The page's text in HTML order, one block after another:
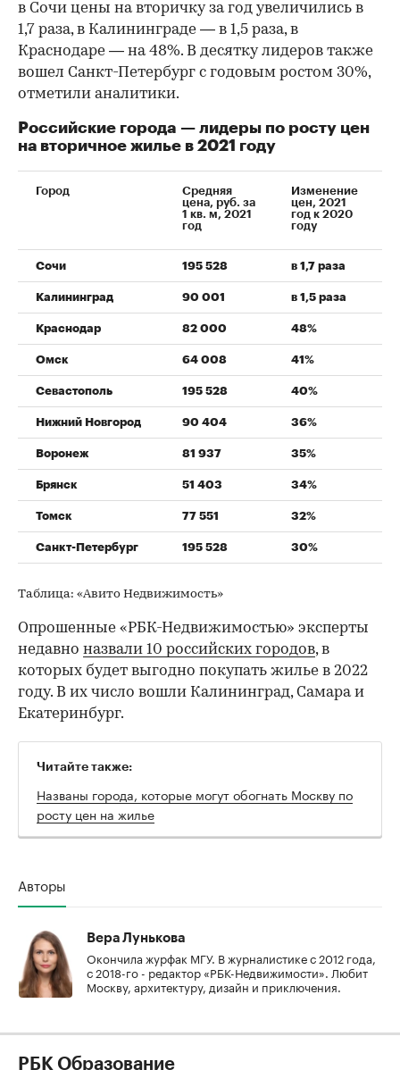
00:00 / 00:00
в Сочи цены на вторичку за год увеличились в
1,7 раза, в Калининграде — в 1,5 раза, в
Краснодаре — на 48%. В десятку лидеров также
вошел Санкт-Петербург с годовым ростом 30%,
отметили аналитики.
Российские города — лидеры по росту цен
на вторичное жилье в 2021 году
Город
Средняя
цена, руб. за
1 кв. м, 2021
год
Изменение
цен, 2021
год к 2020
году
Сочи 195 528 в 1,7 раза
Калининград 90 001 в 1,5 раза
Краснодар 82 000 48%
Омск 64 008 41%
Севастополь 195 528 40%
Нижний Новгород 90 404 36%
Воронеж 81 937 35%
Брянск 51 403 34%
Томск 77 551 32%
Санкт-Петербург 195 528 30%
Таблица: «Авито Недвижимость»
Опрошенные «РБК-Недвижимостью» эксперты
недавно назвали 10 российских городов, в
которых будет выгодно покупать жилье в 2022
году. В их число вошли Калининград, Самара и
Екатеринбург.
Читайте также:
Названы города, которые могут обогнать Москву по
росту цен на жилье
Авторы
Вера Лунькова
Окончила журфак МГУ. В журналистике с 2012 года,
с 2018-го - редактор «РБК-Недвижимости». Любит
Москву, архитектуру, дизайн и приключения.
РБК Образование